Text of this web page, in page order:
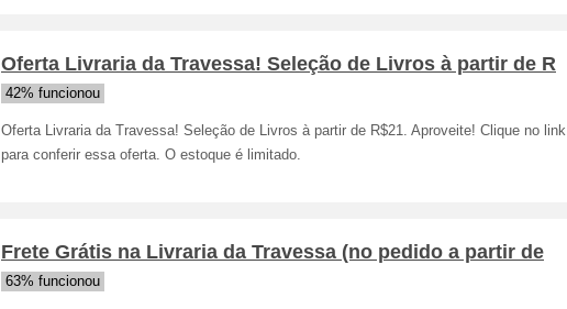
Oferta Livraria da Travessa! Seleção de Livros à partir de R
42% funcionou
Oferta Livraria da Travessa! Seleção de Livros à partir de R$21. Aproveite! Clique no link
para conferir essa oferta. O estoque é limitado.
Frete Grátis na Livraria da Travessa (no pedido a partir de
63% funcionou